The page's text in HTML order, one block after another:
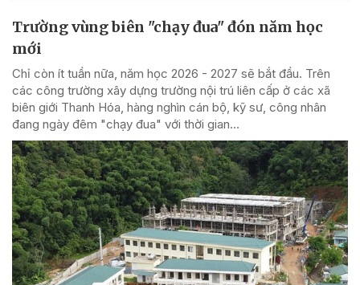
Trường vùng biên "chạy đua" đón năm học
mới
Chỉ còn ít tuần nữa, năm học 2026 - 2027 sẽ bắt đầu. Trên
các công trường xây dựng trường nội trú liên cấp ở các xã
biên giới Thanh Hóa, hàng nghìn cán bộ, kỹ sư, công nhân
đang ngày đêm "chạy đua" với thời gian...